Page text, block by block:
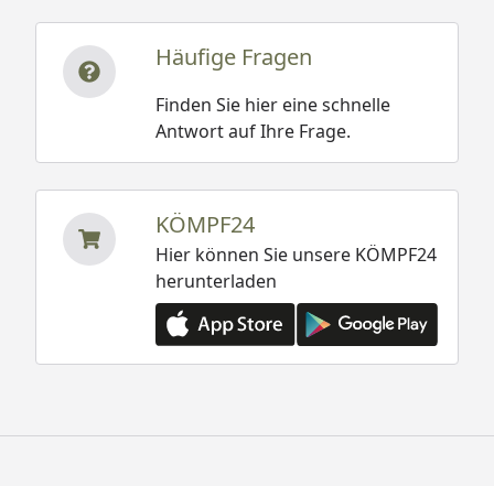
Häufige Fragen
Finden Sie hier eine schnelle
Antwort auf Ihre Frage.
KÖMPF24
Hier können Sie unsere KÖMPF24
herunterladen